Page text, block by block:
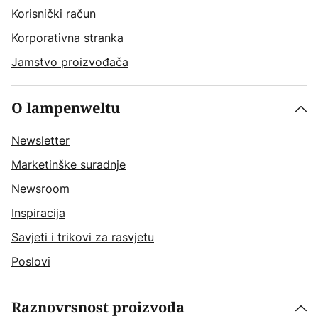
Korisnički račun
Korporativna stranka
Jamstvo proizvođača
O lampenweltu
Newsletter
Marketinške suradnje
Newsroom
Inspiracija
Savjeti i trikovi za rasvjetu
Poslovi
Raznovrsnost proizvoda